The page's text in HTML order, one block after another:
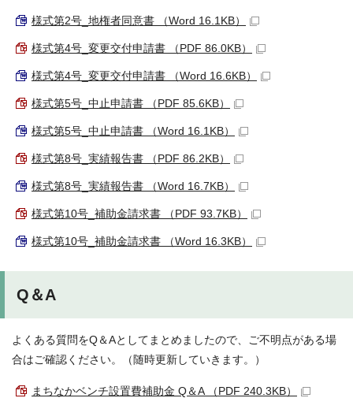
様式第2号_地権者同意書 （Word 16.1KB）
様式第4号_変更交付申請書 （PDF 86.0KB）
様式第4号_変更交付申請書 （Word 16.6KB）
様式第5号_中止申請書 （PDF 85.6KB）
様式第5号_中止申請書 （Word 16.1KB）
様式第8号_実績報告書 （PDF 86.2KB）
様式第8号_実績報告書 （Word 16.7KB）
様式第10号_補助金請求書 （PDF 93.7KB）
様式第10号_補助金請求書 （Word 16.3KB）
Q＆A
よくある質問をQ＆Aとしてまとめましたので、ご不明点がある場
合はご確認ください。（随時更新していきます。）
まちなかベンチ設置費補助金 Q＆A （PDF 240.3KB）